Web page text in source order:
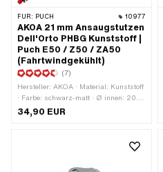
FÜR: PUCH 10977
AKOA 21 mm Ansaugstutzen
Dell'Orto PHBG Kunststoff |
Puch E50 / Z50 / ZA50
(Fahrtwindgekühlt)
(7)
Hersteller: AKOA · Material: Kunststoff
· Farbe: schwarz-matt · Ø innen: 20.7
mm · Befestigungsart: Schrauben ·
Lochabstand Einlass: 38 mm · Ø
34,90 EUR